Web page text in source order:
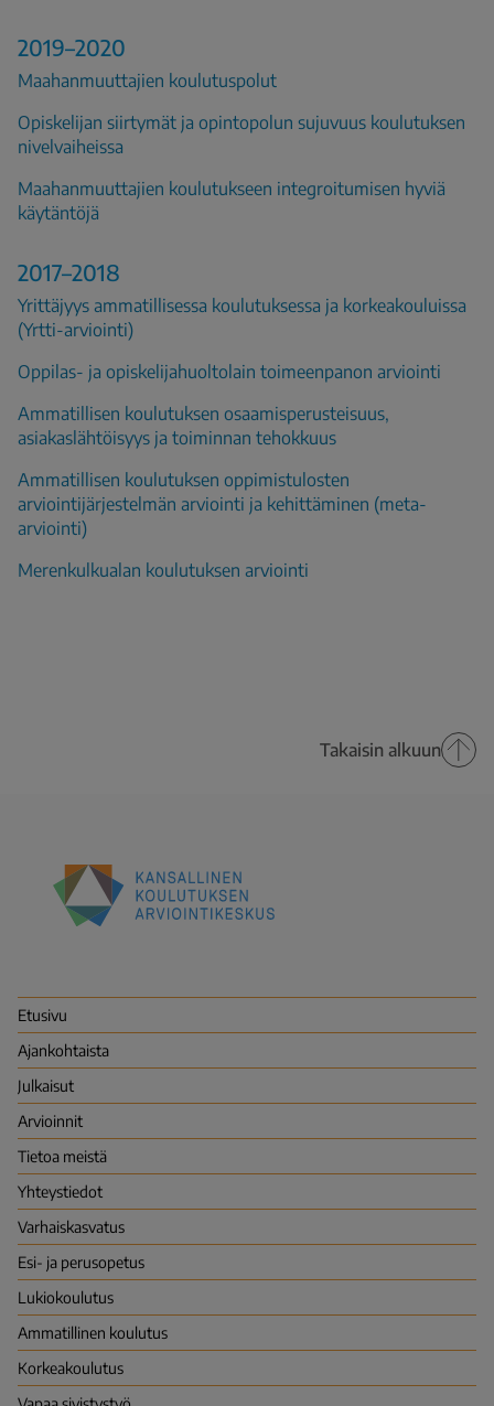
2019–2020
Maahanmuuttajien koulutuspolut
Opiskelijan siirtymät ja opintopolun sujuvuus koulutuksen
nivelvaiheissa
Maahanmuuttajien koulutukseen integroitumisen hyviä
käytäntöjä
2017–2018
Yrittäjyys ammatillisessa koulutuksessa ja korkeakouluissa
(Yrtti-arviointi)
Oppilas- ja opiskelijahuoltolain toimeenpanon arviointi
Ammatillisen koulutuksen osaamisperusteisuus,
asiakaslähtöisyys ja toiminnan tehokkuus
Ammatillisen koulutuksen oppimistulosten
arviointijärjestelmän arviointi ja kehittäminen (meta-
arviointi)
Merenkulkualan koulutuksen arviointi
Takaisin alkuun
(Karvi)
Etusivu
Ajankohtaista
Julkaisut
Arvioinnit
Tietoa meistä
Yhteystiedot
Varhais­kasvatus
Esi- ja perusopetus
Lukio­koulutus
Ammatillinen koulutus
Korkea­koulutus